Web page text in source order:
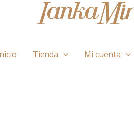
Tienda Mi cuenta